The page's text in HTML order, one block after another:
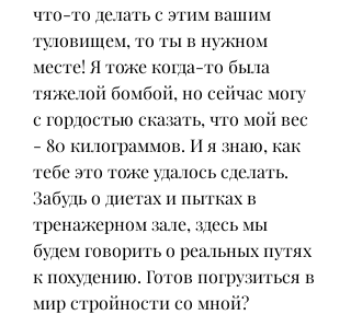
что-то делать с этим вашим
туловищем, то ты в нужном
месте! Я тоже когда-то была
тяжелой бомбой, но сейчас могу
с гордостью сказать, что мой вес
- 80 килограммов. И я знаю, как
тебе это тоже удалось сделать.
Забудь о диетах и пытках в
тренажерном зале, здесь мы
будем говорить о реальных путях
к похудению. Готов погрузиться в
мир стройности со мной?